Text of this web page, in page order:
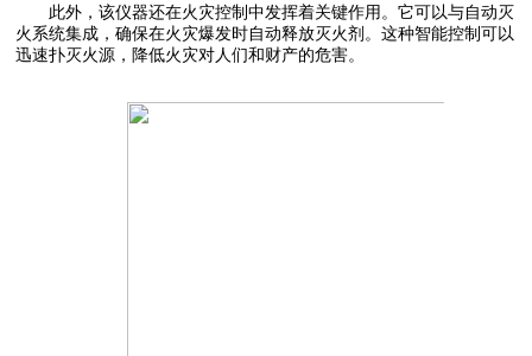
此外，该仪器还在火灾控制中发挥着关键作用。它可以与自动灭
火系统集成，确保在火灾爆发时自动释放灭火剂。这种智能控制可以
迅速扑灭火源，降低火灾对人们和财产的危害。